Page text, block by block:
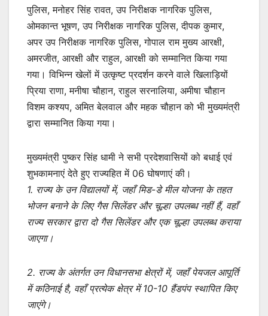
पुलिस, मनोहर सिंह रावत, उप निरीक्षक नागरिक पुलिस,
ओमकान्त भूषण, उप निरीक्षक नागरिक पुलिस, दीपक कुमार,
अपर उप निरीक्षक नागरिक पुलिस, गोपाल राम मुख्य आरक्षी,
अमरजीत, आरक्षी और राहुल, आरक्षी को सम्मानित किया गया
गया। विभिन्न खेलों में उत्कृष्ट प्रदर्शन करने वाले खिलाड़ियों
प्रिया राणा, मनीषा चौहान, राहुल सरनालिया, अमीषा चौहान
विशम कश्यप, अमित बेलवाल और महक चौहान को भी मुख्यमंत्री
द्वारा सम्मानित किया गया।
मुख्यमंत्री पुष्कर सिंह धामी ने सभी प्रदेशवासियों को बधाई एवं
शुभकामनाएं देते हुए राज्यहित में 06 घोषणाएं की।
1. राज्य के उन विद्यालयों में, जहाँ मिड-डे मील योजना के तहत
भोजन बनाने के लिए गैस सिलेंडर और चूल्हा उपलब्ध नहीं हैं, वहाँ
राज्य सरकार द्वारा दो गैस सिलेंडर और एक चूल्हा उपलब्ध कराया
जाएगा।
2. राज्य के अंतर्गत उन विधानसभा क्षेत्रों में, जहाँ पेयजल आपूर्ति
में कठिनाई है, वहाँ प्रत्येक क्षेत्र में 10-10 हैंडपंप स्थापित किए
जाएंगे।